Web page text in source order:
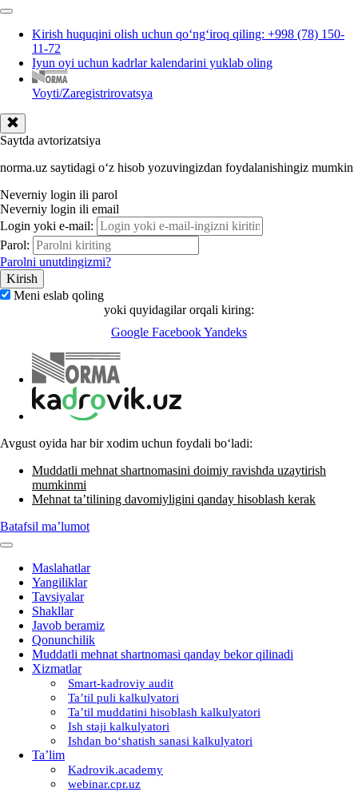
Kirish huquqini olish uchun qoʻngʻiroq qiling: +998 (78) 150-
11-72
Iyun oyi uchun kadrlar kalendarini yuklab oling
Voyti/Zaregistrirovatsya
Saytda avtorizatsiya
norma.uz saytidagi oʻz hisob yozuvingizdan foydalanishingiz mumkin
Neverniy login ili parol
Neverniy login ili email
Login yoki e-mail:
Parol:
Parolni unutdingizmi?
Meni eslab qoling
yoki quyidagilar orqali kiring:
Google FacebookYandeks
Avgust oyida har bir хodim uchun foydali boʻladi:
Muddatli mehnat shartnomasini doimiy ravishda uzaytirish
mumkinmi
Mehnat ta’tilining davomiyligini qanday hisoblash kerak
Batafsil ma’lumot
Maslahatlar
Yangiliklar
Tavsiyalar
Shakllar
Javob beramiz
Qonunchilik
Muddatli mehnat shartnomasi qanday bekor qilinadi
Xizmatlar
Smart-kadroviy audit
Ta’til puli kalkulyatori
Ta’til muddatini hisoblash kalkulyatori
Ish staji kalkulyatori
Ishdan boʻshatish sanasi kalkulyatori
Ta’lim
Kadrovik.academy
webinar.cpr.uz